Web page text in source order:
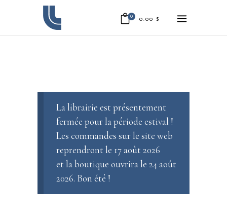
0 0.00 $
La librairie est présentement
fermée pour la période estival !
Les commandes sur le site web
reprendront le 17 août 2026
et la boutique ouvrira le 24 août
2026. Bon été !